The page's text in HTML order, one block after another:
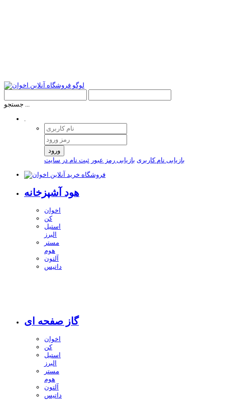
جستجو ...
.
ورود
بازیابی نام کاربری بازیابی رمز عبور ثبت نام در سایت
هود آشپزخانه
اخوان
کن
استیل
البرز
مستر
هوم
آلتون
داتیس
گاز صفحه ای
اخوان
کن
استیل
البرز
مستر
هوم
آلتون
داتیس